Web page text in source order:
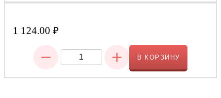
1 124.00 ₽
− + В КОРЗИНУ